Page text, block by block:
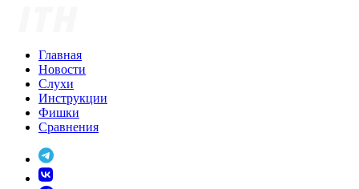
Главная
Новости
Слухи
Инструкции
Фишки
Сравнения